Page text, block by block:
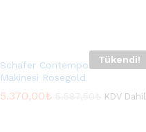
Tükendi!
Schafer Contempo Tost
Makinesi Rosegold
5.370,00₺ KDV Dahil
5.370,00₺